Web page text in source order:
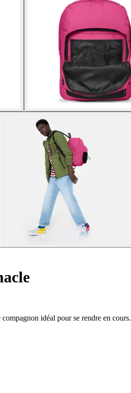
idéal pour se rendre en cours.